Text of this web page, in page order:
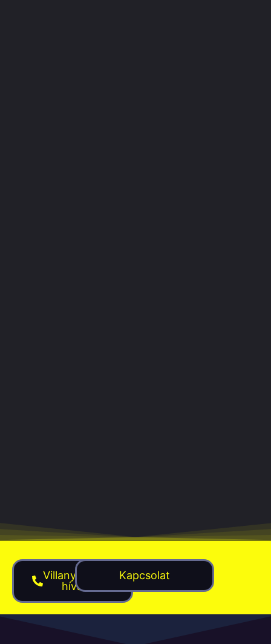
Villanyszerelő
hívása
Kapcsolat